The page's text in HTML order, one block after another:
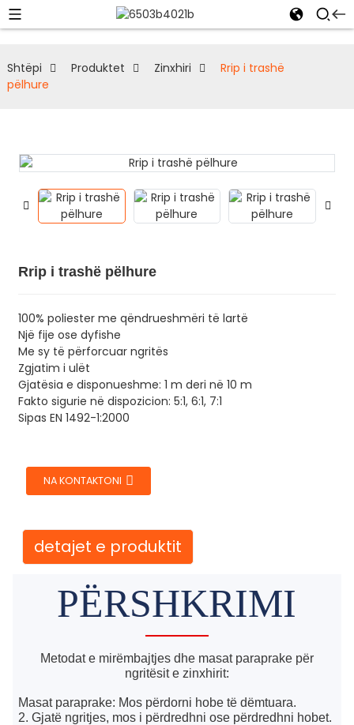
Shtëpi Produktet Zinxhiri
Rrip i trashë
pëlhure
Rrip i trashë pëlhure
100% poliester me qëndrueshmëri të lartë
Një fije ose dyfishe
Me sy të përforcuar ngritës
Zgjatim i ulët
Gjatësia e disponueshme: 1 m deri në 10 m
Fakto sigurie në dispozicion: 5:1, 6:1, 7:1
Sipas EN 1492-1:2000
NA KONTAKTONI
detajet e produktit
PËRSHKRIMI
Metodat e mirëmbajtjes dhe masat paraprake për
ngritësit e zinxhirit:
Masat paraprake: Mos përdorni hobe të dëmtuara.
2. Gjatë ngritjes, mos i përdredhni ose përdredhni hobet.